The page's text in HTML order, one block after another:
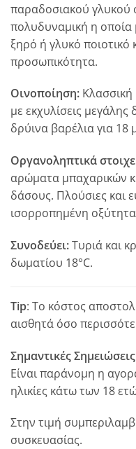
παραδοσιακού γλυκού
πολυδυναμική η οποία
ξηρό ή γλυκό ποιοτικό
προσωπικότητα.
Οινοποίηση:
με εκχυλίσεις μεγάλης
δρύινα βαρέλια για 18
Οργανοληπτικά
αρώματα μπαχαρικών
δάσους. Πλούσιες και
ισορροπημένη
Συνοδεύει:Τυριά και
δωματίου 18°C.
Tip: Το κόστος
αισθητά όσο
Σημαντικές Σημειώσεις
Είναι παράνομη η
ηλικίες κάτω των 18
Στην τιμή
συσκευασίας.